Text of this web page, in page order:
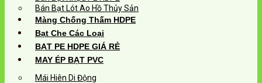
Bán Bạt Lót Ao Hồ Thủy Sản
Màng Chống Thấm HDPE
Bạt Che Các Loại
BẠT PE HDPE GIÁ RẺ
MAY ÉP BẠT PVC
Mái Hiên Di Động